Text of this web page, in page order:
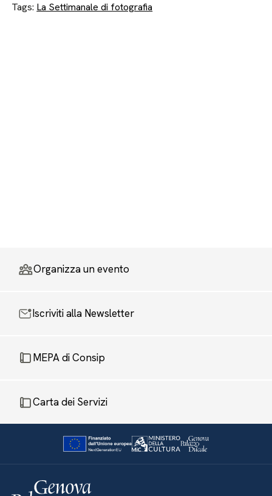
Tags: La Settimanale di fotografia
Organizza un evento
Iscriviti alla Newsletter
MEPA di Consip
Carta dei Servizi